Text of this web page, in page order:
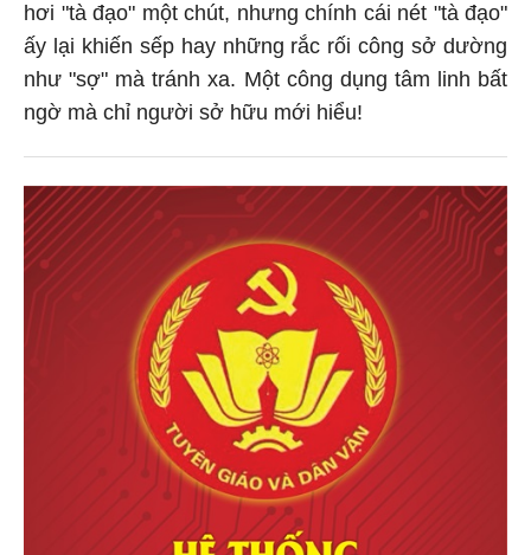
hơi "tà đạo" một chút, nhưng chính cái nét "tà đạo"
ấy lại khiến sếp hay những rắc rối công sở dường
như "sợ" mà tránh xa. Một công dụng tâm linh bất
ngờ mà chỉ người sở hữu mới hiểu!